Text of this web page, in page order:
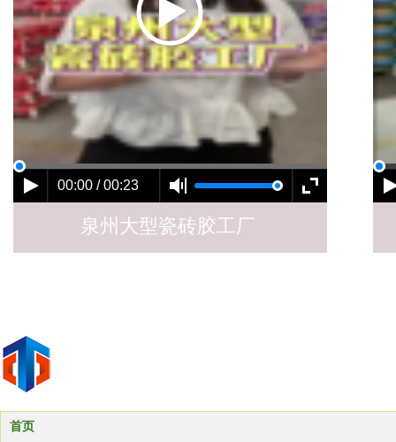
泉州大型瓷砖胶工厂
00:00 / 00:23
首页